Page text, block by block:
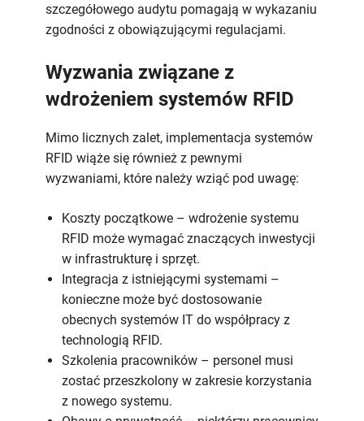
szczegółowego audytu pomagają w wykazaniu
zgodności z obowiązującymi regulacjami.
Wyzwania związane z
wdrożeniem systemów RFID
Mimo licznych zalet, implementacja systemów
RFID wiąże się również z pewnymi
wyzwaniami, które należy wziąć pod uwagę:
Koszty początkowe – wdrożenie systemu
RFID może wymagać znaczących inwestycji
w infrastrukturę i sprzęt.
Integracja z istniejącymi systemami –
konieczne może być dostosowanie
obecnych systemów IT do współpracy z
technologią RFID.
Szkolenia pracowników – personel musi
zostać przeszkolony w zakresie korzystania
z nowego systemu.